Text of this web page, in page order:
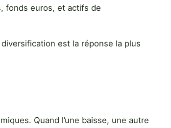
fonds euros, et actifs de
est la réponse la plus
Quand l’une baisse, une autre